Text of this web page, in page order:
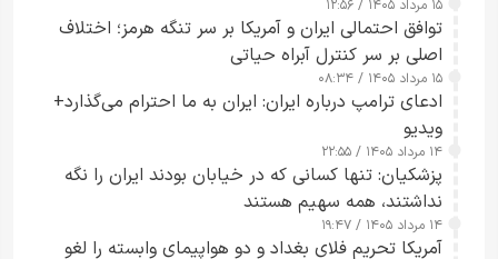
۱۵ مرداد ۱۴۰۵ / ۱۲:۵۶
توافق احتمالی ایران و آمریکا بر سر تنگه هرمز؛ اختلاف
اصلی بر سر کنترل آبراه حیاتی
۱۵ مرداد ۱۴۰۵ / ۰۸:۳۴
ادعای ترامپ درباره ایران: ایران به ما احترام می‌گذارد+
ویدیو
۱۴ مرداد ۱۴۰۵ / ۲۲:۵۵
پزشکیان: تنها کسانی که در خیابان بودند ایران را نگه
نداشتند، همه سهیم هستند
۱۴ مرداد ۱۴۰۵ / ۱۹:۴۷
آمریکا تحریم فلای بغداد و دو هواپیمای وابسته را لغو